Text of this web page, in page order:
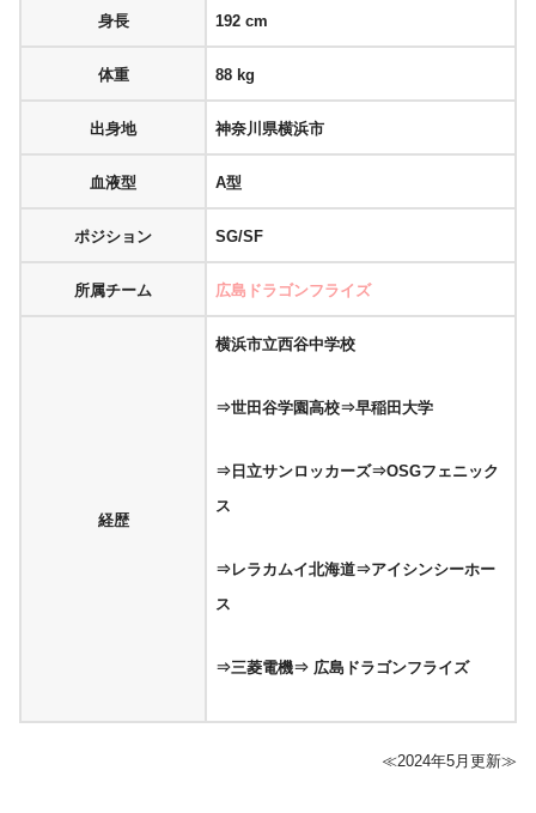
身長 192 cm
体重 88 kg
出身地 神奈川県横浜市
血液型 A型
ポジション SG/SF
所属チーム 広島ドラゴンフライズ
経歴
横浜市立西谷中学校
⇒世田谷学園高校⇒早稲田大学
⇒日立サンロッカーズ⇒OSGフェニック
ス
⇒レラカムイ北海道⇒アイシンシーホー
ス
⇒三菱電機⇒ 広島ドラゴンフライズ
≪2024年5月更新≫